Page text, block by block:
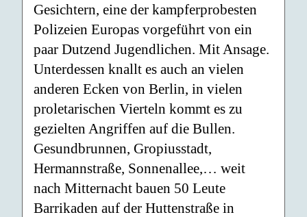
Gesichtern, eine der kampferprobesten
Polizeien Europas vorgeführt von ein
paar Dutzend Jugendlichen. Mit Ansage.
Unterdessen knallt es auch an vielen
anderen Ecken von Berlin, in vielen
proletarischen Vierteln kommt es zu
gezielten Angriffen auf die Bullen.
Gesundbrunnen, Gropiusstadt,
Hermannstraße, Sonnenallee,… weit
nach Mitternacht bauen 50 Leute
Barrikaden auf der Huttenstraße in